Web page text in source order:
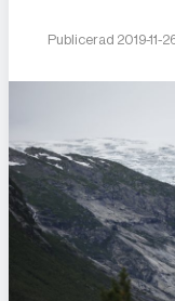
Publicerad 2019-11-